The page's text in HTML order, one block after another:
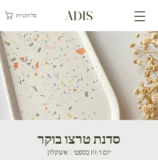
ADIS סל הקניות
סדנת טרצו בוקר
יום ו׳, 19 בספט׳
  |
אשקלון